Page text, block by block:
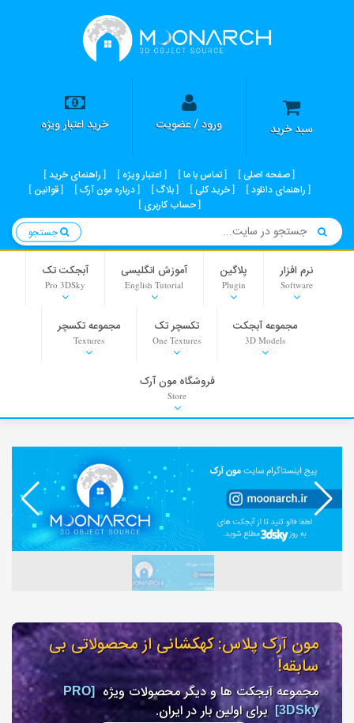
سبد خرید ورود / عضویت خرید اعتبار ویژه
صفحه اصلی تماس با ما اعتبار ویژه
راهنمای خرید
راهنمای دانلود
خرید کلی بلاگ درباره مون آرک
قوانین
حساب کاربری
نرم افزار
Software
پلاگین
Plugin
آموزش انگلیسی
English Tutorial
آبجکت تک
Pro 3DSky
مجموعه آبجکت
3D Models
تکسچر تک
One Textures
مجموعه تکسچر
Textures
PNG-PSD
Background
Stock Images
فروشگاه مون آرک
Store
مون آرک پلاس: کهکشانی از محصولاتی بی
سابقه!
مجموعه آبجکت ها و دیگر محصولات ویژه [PRO
3DSky] برای اولین بار در ایران.